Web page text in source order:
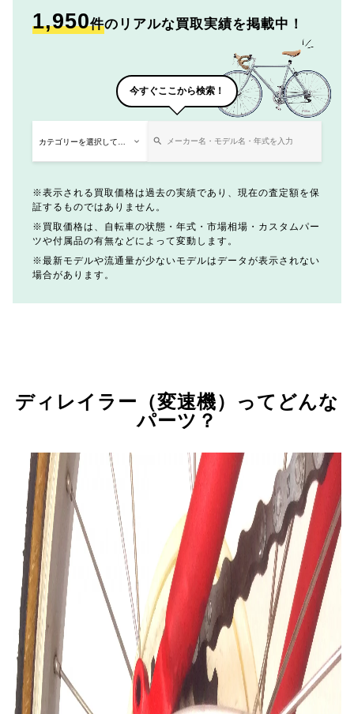
1,950件のリアルな買取実績を掲載中！
今すぐここから検索！
表示される買取価格は過去の実績であり、現在の査定額を保
証するものではありません。
買取価格は、自転車の状態・年式・市場相場・カスタムパー
ツや付属品の有無などによって変動します。
最新モデルや流通量が少ないモデルはデータが表示されない
場合があります。
ディレイラー（変速機）ってどんな
パーツ？